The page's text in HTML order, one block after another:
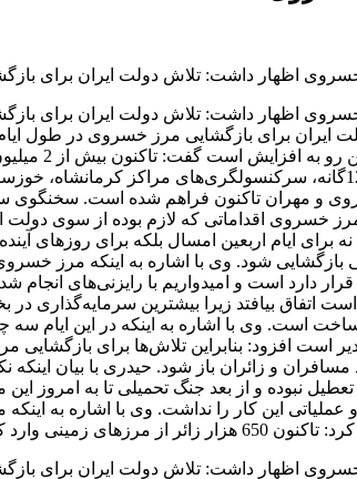
اظهار داشت: تلاش دولت ایران برای
اظهار داشت: تلاش دولت ایران برای
برای بازگشایی مرز خسروی در طول ایام
ادامه دارد بیان کرد: صدور ویزا توسط دفاتر 12گانه،
و مهران تاکنون فراهم شده است. سخنگوی
خسروی اقداماتی که لازم بوده از سوی دولت
ایام اربعین امسال بلکه برای روزهای
بازگشایی شود. وی با اشاره به اینکه مرز
دارد است و امیدواریم با رایزنی‌های انجام
است اتفاق بیافتد زیرا بیشترین
است. وی با اشاره به اینکه در این
است افزود: بنابراین تلاش‌ها برای
و زائران باز شود. حیدری با بیان
تعطیل نبوده و از بعد جنگ تحمیلی تا به امروز
عملیاتی این کار را نداشت. وی با اشاره به
اظهار داشت: تلاش دولت ایران برای